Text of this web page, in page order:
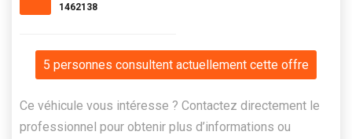
1462138
5 personnes consultent actuellement cette offre
Ce véhicule vous intéresse ? Contactez directement le
professionnel pour obtenir plus d’informations ou